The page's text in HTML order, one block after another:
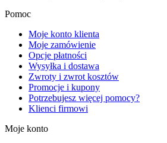
Pomoc
Moje konto klienta
Moje zamówienie
Opcje płatności
Wysyłka i dostawa
Zwroty i zwrot kosztów
Promocje i kupony
Potrzebujesz więcej pomocy?
Klienci firmowi
Moje konto